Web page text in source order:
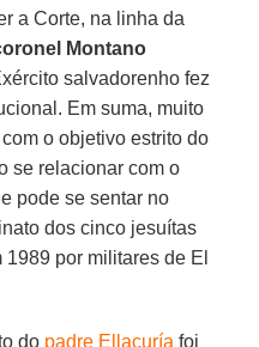
a Corte, na linha da
Montano
salvadorenho fez
Em suma, muito
o objetivo estrito do
se relacionar com o
pode se sentar no
dos cinco jesuítas
por militares de El
do padre Ellacuría foi